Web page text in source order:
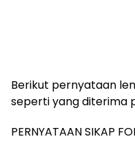
Berikut pernyataan
seperti yang diterima
PERNYATAAN SIKAP